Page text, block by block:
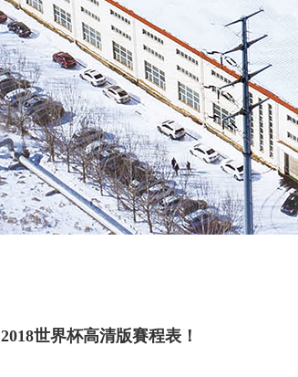
2018世界杯高清版賽程表！